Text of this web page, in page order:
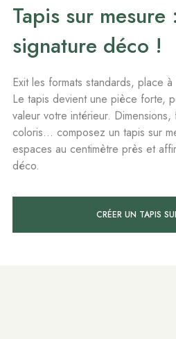
Tapis sur mesure
signature déco !
Exit les formats standards, place
Le tapis devient une pièce forte,
valeur votre intérieur.
coloris… composez un tapis sur
espaces au centimètre près et
déco.
CRÉER UN TAPIS